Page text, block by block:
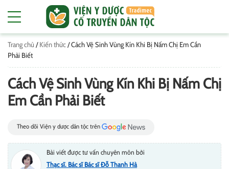
Trang chủ /Kiến thức/Cách Vệ Sinh Vùng Kín Khi Bị Nấm Chị Em Cần
Phải Biết
Cách Vệ Sinh Vùng Kín Khi Bị Nấm Chị
Em Cần Phải Biết
Theo dõi Viện y dược dân tộc trên
Bài viết được tư vấn chuyên môn bởi
Thạc sĩ. Bác sĩ Bác sĩ Đỗ Thanh Hà